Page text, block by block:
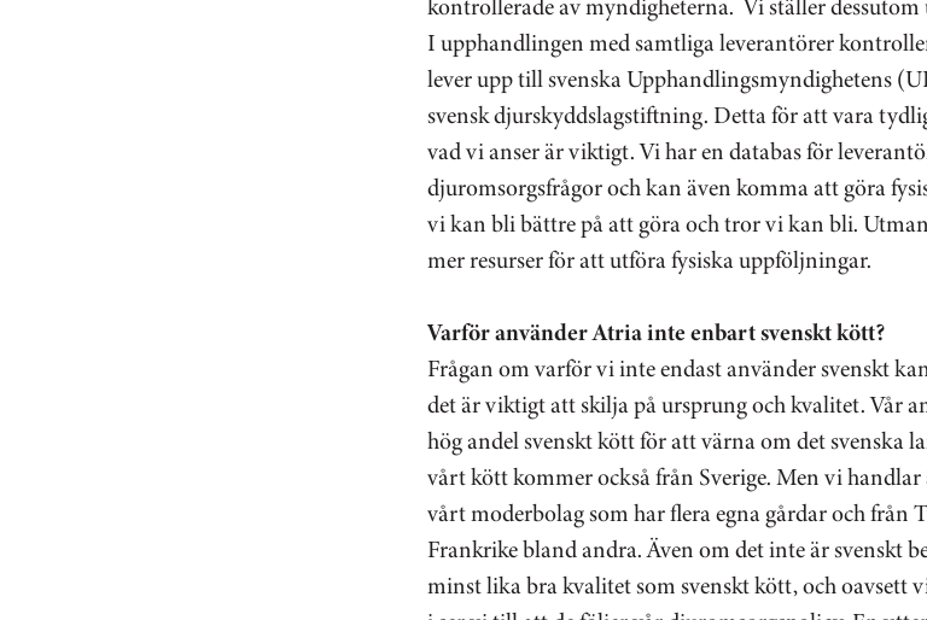
I upphandlingen med samtliga leverantörer
lever upp till svenska Upphandlingsmyndighetens
svensk djurskyddslagstiftning. Detta för att vara
vad vi anser är viktigt. Vi har en databas för
djuromsorgsfrågor och kan även komma att göra
vi kan bli bättre på att göra och tror vi kan bli.
mer resurser för att utföra fysiska uppföljningar.
Varför använder Atria inte enbart svenskt kött?
Frågan om varför vi inte endast använder svenskt
det är viktigt att skilja på ursprung och kvalitet. Vår
hög andel svenskt kött för att värna om det svenska
vårt kött kommer också från Sverige. Men vi
vårt moderbolag som har flera egna gårdar och från
Frankrike bland andra. Även om det inte är svenskt
minst lika bra kvalitet som svenskt kött, och oavsett